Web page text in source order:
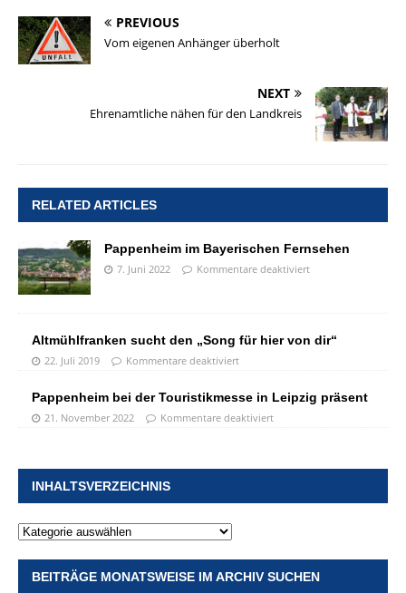
PREVIOUS
Vom eigenen Anhänger überholt
NEXT
Ehrenamtliche nähen für den Landkreis
RELATED ARTICLES
Pappenheim im Bayerischen Fernsehen
7. Juni 2022 Kommentare deaktiviert
Altmühlfranken sucht den „Song für hier von dir“
22. Juli 2019 Kommentare deaktiviert
Pappenheim bei der Touristikmesse in Leipzig präsent
21. November 2022 Kommentare deaktiviert
INHALTSVERZEICHNIS
BEITRÄGE MONATSWEISE IM ARCHIV SUCHEN